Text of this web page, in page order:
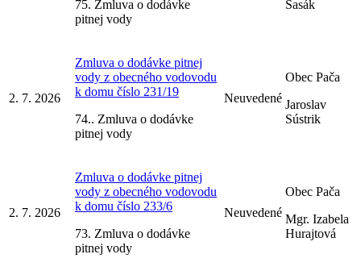
75. Zmluva o dodávke
pitnej vody
Sasák
2. 7. 2026
Zmluva o dodávke pitnej
vody z obecného vodovodu
k domu číslo 231/19
74.. Zmluva o dodávke
pitnej vody
Neuvedené
Obec Pača
Jaroslav
Sústrik
2. 7. 2026
Zmluva o dodávke pitnej
vody z obecného vodovodu
k domu číslo 233/6
73. Zmluva o dodávke
pitnej vody
Neuvedené
Obec Pača
Mgr. Izabela
Hurajtová